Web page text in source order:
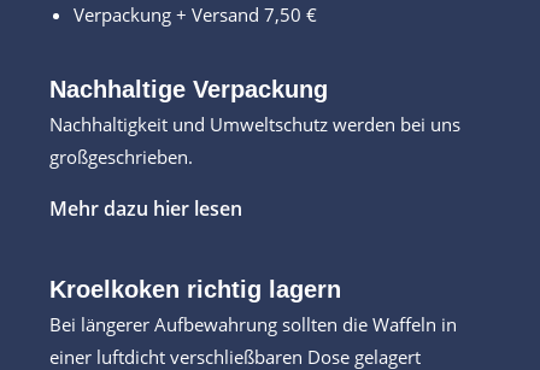
Verpackung + Versand 7,50 €
Nachhaltige Verpackung
Nachhaltigkeit und Umweltschutz werden bei uns
großgeschrieben.
Mehr dazu hier lesen
Kroelkoken richtig lagern
Bei längerer Aufbewahrung sollten die Waffeln in
einer luftdicht verschließbaren Dose gelagert